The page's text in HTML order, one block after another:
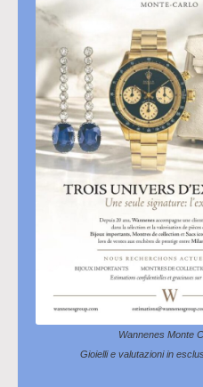
Wannenes Monte
Gioielli e valutazioni in